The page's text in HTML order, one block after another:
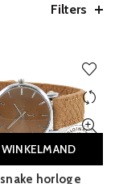
Filters
horloge